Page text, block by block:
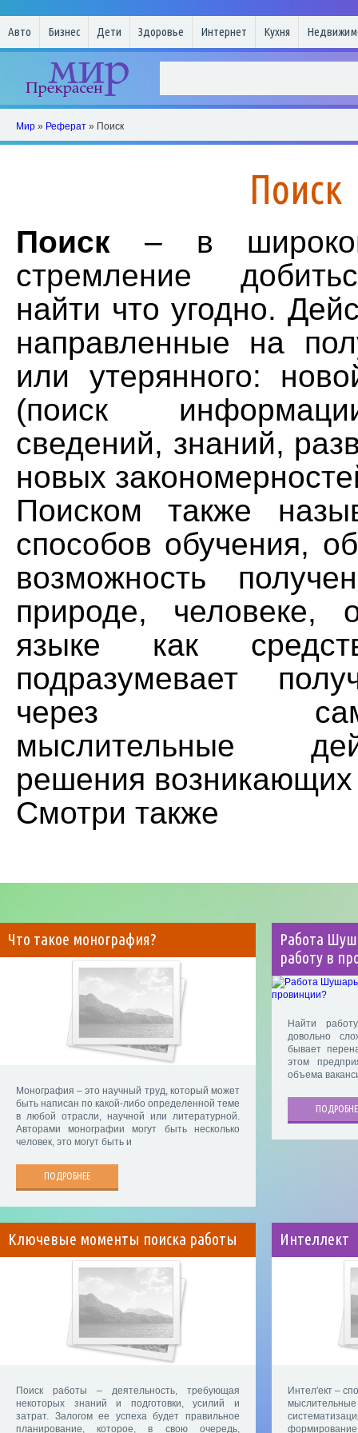
Авто Бизнес Дети Здоровье Интернет Кухня
Мир » Реферат » Поиск
Поиск
Поиск – в
стремление
найти что угодно.
направленные на
или утерянного:
(поиск
сведений, знаний,
новых
Поиском также
способов обучения,
возможность
природе,
языке как
подразумевает
через
мыслительные
решения возникающих
Смотри также
Что такое монография?
Монография – это научный труд, который может
быть написан по какой-либо определенной теме
в любой отрасли, научной или литературной.
Авторами монографии могут быть несколько
человек, это могут быть и
ПОДРОБНЕЕ
Работа
работу в
Найти
довольно
бывает
этом
объема
Ключевые моменты поиска работы
Поиск работы – деятельность, требующая
некоторых знаний и подготовки, усилий и
затрат. Залогом ее успеха будет правильное
планирование, которое, в свою очередь,
Интеллект
Интел'eкт –
формирование